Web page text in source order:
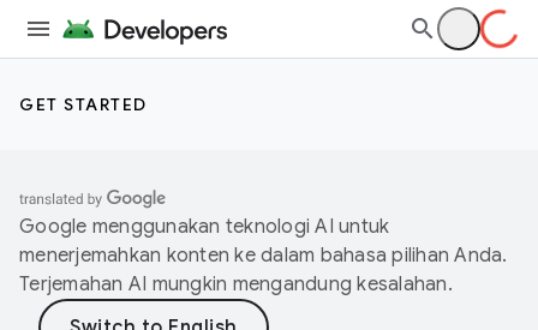
GET STARTED
Google menggunakan teknologi AI untuk
menerjemahkan konten ke dalam bahasa pilihan Anda.
Terjemahan AI mungkin mengandung kesalahan.